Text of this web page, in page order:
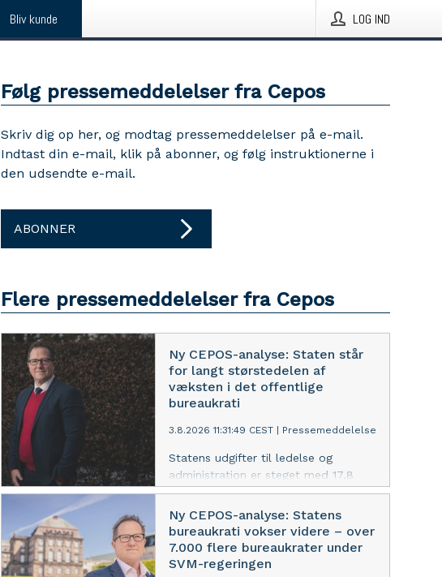
Bliv kunde LOG IND
Følg pressemeddelelser fra Cepos
Skriv dig op her, og modtag pressemeddelelser på e-mail.
Indtast din e-mail, klik på abonner, og følg instruktionerne i
den udsendte e-mail.
ABONNER
Flere pressemeddelelser fra Cepos
Ny CEPOS-analyse: Staten står
for langt størstedelen af
væksten i det offentlige
bureaukrati
3.8.2026 11:31:49 CEST Pressemeddelelse
Statens udgifter til ledelse og
administration er steget med 17,8
mia. kr. siden 2011 og udgør næsten
tre fjerdedele af den samlede vækst i
det offentlige bureaukrati. Der er et
betydeligt potentiale for at frigøre
ressourcer til velfærd eller
Ny CEPOS-analyse: Statens
bureaukrati vokser videre – over
7.000 flere bureaukrater under
SVM-regeringen